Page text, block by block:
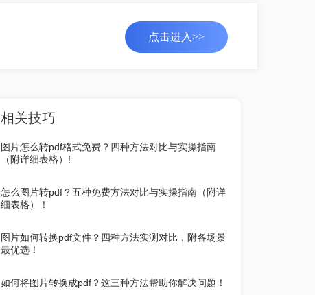
点击进入>>
相关技巧
图片怎么转pdf格式免费？四种方法对比与实操指南
（附详细表格）!
怎么图片转pdf？五种免费方法对比与实操指南（附详
细表格）！
图片如何转换pdf文件？四种方法实测对比，附各场景
最优选！
如何将图片转换成pdf？这三种方法帮助你解决问题！